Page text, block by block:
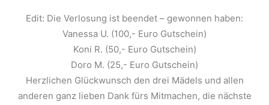
Edit: Die Verlosung ist beendet – gewonnen haben:
Vanessa U. (100,- Euro Gutschein)
Koni R. (50,- Euro Gutschein)
Doro M. (25,- Euro Gutschein)
Herzlichen Glückwunsch den drei Mädels und allen
anderen ganz lieben Dank fürs Mitmachen, die nächste